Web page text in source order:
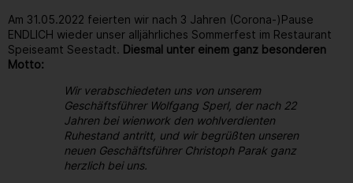
Am 31.05.2022 feierten wir nach 3 Jahren (Corona-)Pause
ENDLICH wieder unser alljährliches Sommerfest im Restaurant
Speiseamt Seestadt. Diesmal unter einem ganz besonderen
Motto:
Wir verabschiedeten uns von unserem
Geschäftsführer Wolfgang Sperl, der nach 22
Jahren bei wienwork den wohlverdienten
Ruhestand antritt, und wir begrüßten unseren
neuen Geschäftsführer Christoph Parak ganz
herzlich bei uns.